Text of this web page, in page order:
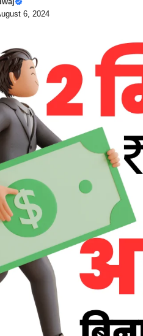
6, 2024